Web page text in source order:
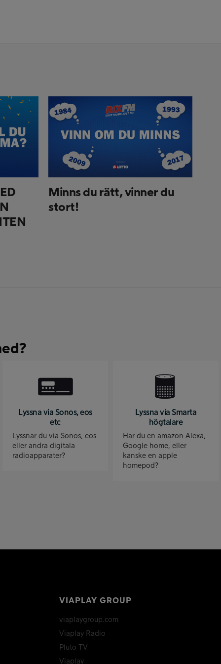
Minns du rätt, vinner du
stort!
Lyssna via Sonos, eos
etc
Lyssnar du via Sonos, eos
eller andra digitala
radioapparater?
Lyssna via Smarta
högtalare
Har du en amazon Alexa,
Google home, eller
kanske en apple
homepod?
VIAPLAY GROUP
viaplaygroup.com
Viaplay Radio
Pluto TV
Viaplay